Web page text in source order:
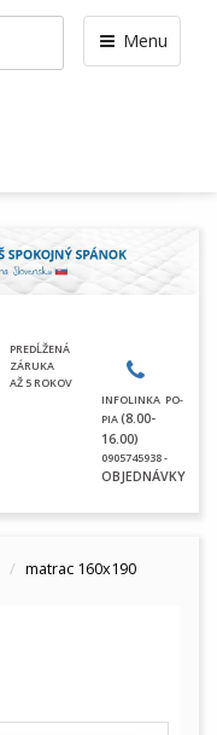
Menu
PREDĹŽENÁ
ZÁRUKA
AŽ 5 ROKOV
INFOLINKA PO-
PIA(8.00-
16.00)
0905745938 -
OBJEDNÁVKY
matrac 160x190